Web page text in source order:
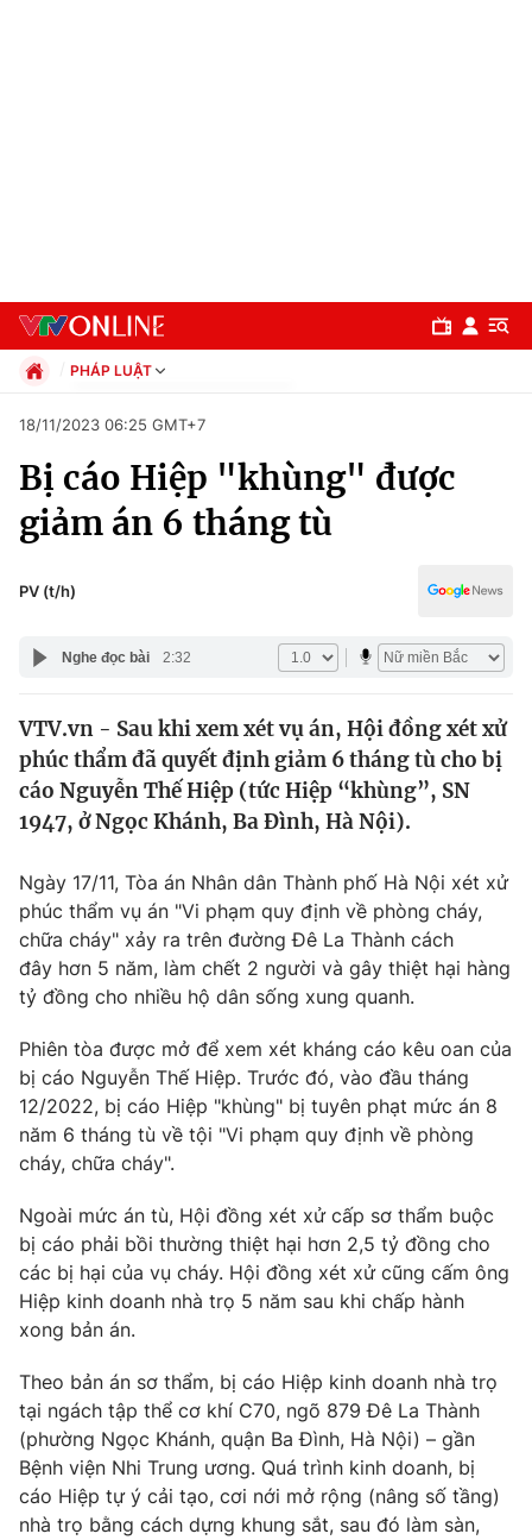
Chuyên mục
Chính trị
Y tế
Thế giới
Thế giới đó đây
Câu chuyện quốc tế
Kinh tế
Tài chính
Thị trường
Dữ liệu và đời sống
Phim VTV
Hậu trường
Nhân vật
Khán giả
Giải sao mai
Giải trí
Điện ảnh
Sao
Đời sống
Du lịch
Làm đẹp
Chất lượng cuộc sống
Giáo dục
Tuyển sinh
Học trực tuyến
Công nghệ
Hitech Công nghệ tương lai
Sản phẩm
Thị trường
Tư vấn
Giao lưu trực tuyến
Lịch phát sóng
Chuyên mục khác
PHÁP LUẬT
Xã hội
Pháp luật
Thể thao
Đời sống
Giáo dục
18/11/2023 06:25 GMT+7
Bị cáo Hiệp "khùng" được
giảm án 6 tháng tù
PV (t/h)
Nghe đọc bài 2:32
VTV.vn - Sau khi xem xét vụ án, Hội đồng xét xử
phúc thẩm đã quyết định giảm 6 tháng tù cho bị
cáo Nguyễn Thế Hiệp (tức Hiệp “khùng”, SN
1947, ở Ngọc Khánh, Ba Đình, Hà Nội).
Ngày 17/11, Tòa án Nhân dân Thành phố Hà Nội xét xử
phúc thẩm vụ án "Vi phạm quy định về phòng cháy,
chữa cháy" xảy ra trên đường Đê La Thành cách
đây hơn 5 năm, làm chết 2 người và gây thiệt hại hàng
tỷ đồng cho nhiều hộ dân sống xung quanh.
Phiên tòa được mở để xem xét kháng cáo kêu oan của
bị cáo Nguyễn Thế Hiệp. Trước đó, vào đầu tháng
12/2022, bị cáo Hiệp "khùng" bị tuyên phạt mức án 8
năm 6 tháng tù về tội "Vi phạm quy định về phòng
cháy, chữa cháy".
Ngoài mức án tù, Hội đồng xét xử cấp sơ thẩm buộc
bị cáo phải bồi thường thiệt hại hơn 2,5 tỷ đồng cho
các bị hại của vụ cháy. Hội đồng xét xử cũng cấm ông
Hiệp kinh doanh nhà trọ 5 năm sau khi chấp hành
xong bản án.
Theo bản án sơ thẩm, bị cáo Hiệp kinh doanh nhà trọ
tại ngách tập thể cơ khí C70, ngõ 879 Đê La Thành
(phường Ngọc Khánh, quận Ba Đình, Hà Nội) – gần
Bệnh viện Nhi Trung ương. Quá trình kinh doanh, bị
cáo Hiệp tự ý cải tạo, cơi nới mở rộng (nâng số tầng)
nhà trọ bằng cách dựng khung sắt, sau đó làm sàn,